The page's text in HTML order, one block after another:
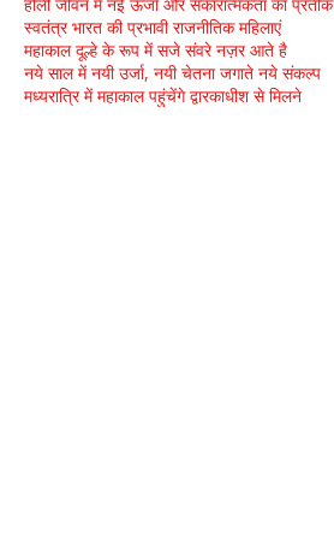
स्वतंत्र भारत की प्रभावी राजनीतिक महिलाएं
महाकाल दूल्हे के रूप में सजे संवरे नज़र आते है
नये साल में नयी उर्जा, नयी चेतना जगाते नये संकल्प
मध्यरात्रि में महाकाल पहुंचेंगे द्वारकाधीश से मिलने